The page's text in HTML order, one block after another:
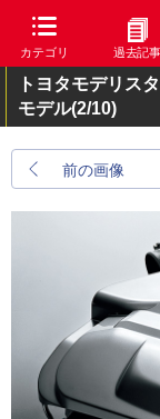
カテゴリ 過去記事
トヨタモデリス
モデル(2/10)
前の画像